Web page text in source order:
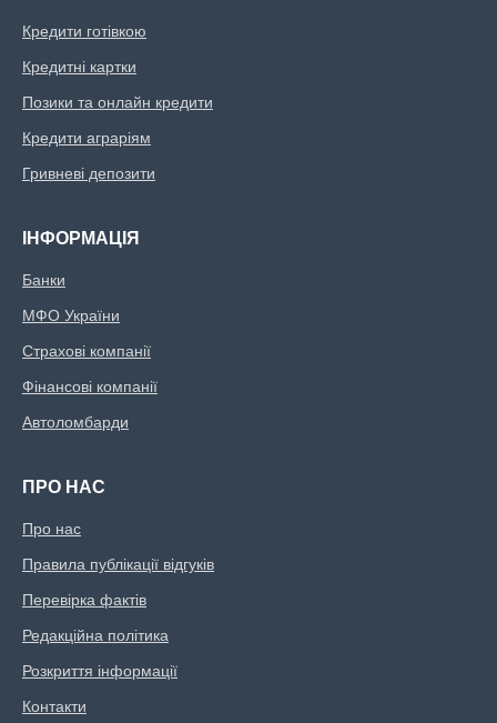
Кредити готівкою
Кредитні картки
Позики та онлайн кредити
Кредити аграріям
Гривневі депозити
ІНФОРМАЦІЯ
Банки
МФО України
Страхові компанії
Фінансові компанії
Автоломбарди
ПРО НАС
Про нас
Правила публікації відгуків
Перевірка фактів
Редакційна політика
Розкриття інформації
Контакти